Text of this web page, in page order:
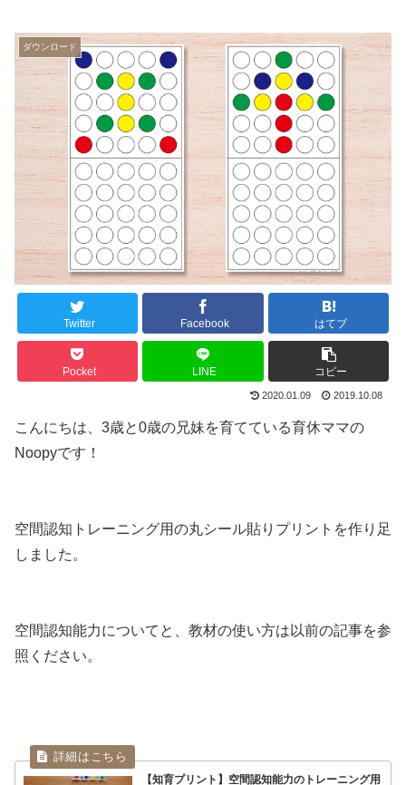
ダウンロード
Twitter Facebook はてブ
Pocket LINE コピー
2020.01.09 2019.10.08
こんにちは、3歳と0歳の兄妹を育てている育休ママの
Noopyです！
空間認知トレーニング用の丸シール貼りプリントを作り足
しました。
空間認知能力についてと、教材の使い方は以前の記事を参
照ください。
【知育プリント】空間認知能力のトレーニング用